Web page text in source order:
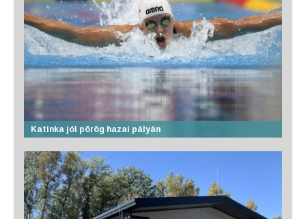
Katinka jól pörög hazai pályán